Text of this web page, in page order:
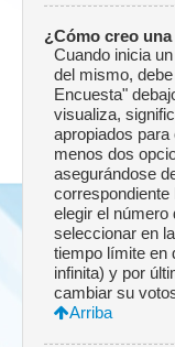
¿Cómo creo
Cuando inicia
del mismo,
Encuesta"
visualiza,
apropiados para
menos dos
asegurándose
correspondiente
elegir el número
seleccionar en
tiempo límite en
infinita) y por
cambiar su
Arriba